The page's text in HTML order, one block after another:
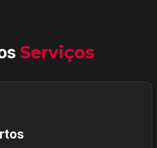
Serviços